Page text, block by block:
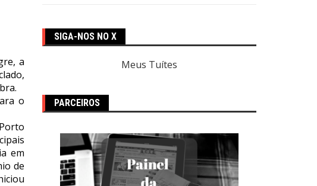
a
o
em
de
SIGA-NOS NO X
Meus Tuítes
PARCEIROS